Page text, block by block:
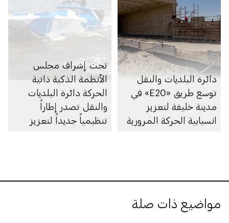
دائرة البلديات والنقل
توسع طريق «E20» في
مدينة خليفة لتعزيز
انسيابية الحركة المرورية
تحت إشراف مجلس
الأنظمة الذكية ذاتية
الحركة دائرة البلديات
والنقل تصدر إطاراً
تنظيمياً جديداً لتعزيز
مواضيع ذات صلة